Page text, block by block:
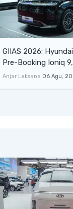
GIIAS 2026:
Pre-Booking Ioniq
Rp1,49 Miliar
Anjar Leksana 06 Agu,